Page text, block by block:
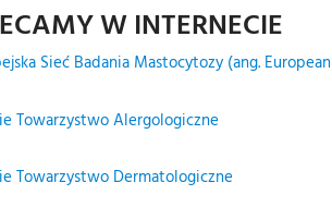
W INTERNECIE
Sieć Badania Mastocytozy (ang.
Towarzystwo Alergologiczne
Towarzystwo Dermatologiczne